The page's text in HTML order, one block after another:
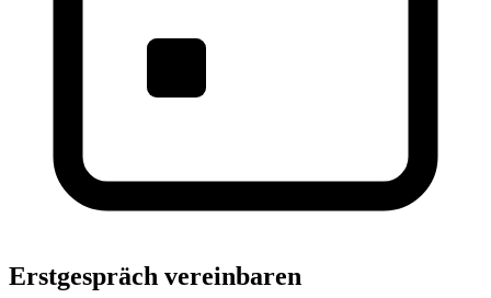
Erstgespräch vereinbaren